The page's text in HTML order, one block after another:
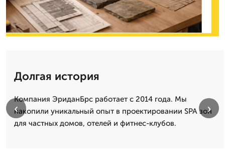
Долгая история
Компания ЭриданБрс работает с 2014 года. Мы
накопили уникальный опыт в проектировании SPA зон
для частных домов, отелей и фитнес-клубов.
‹ ›